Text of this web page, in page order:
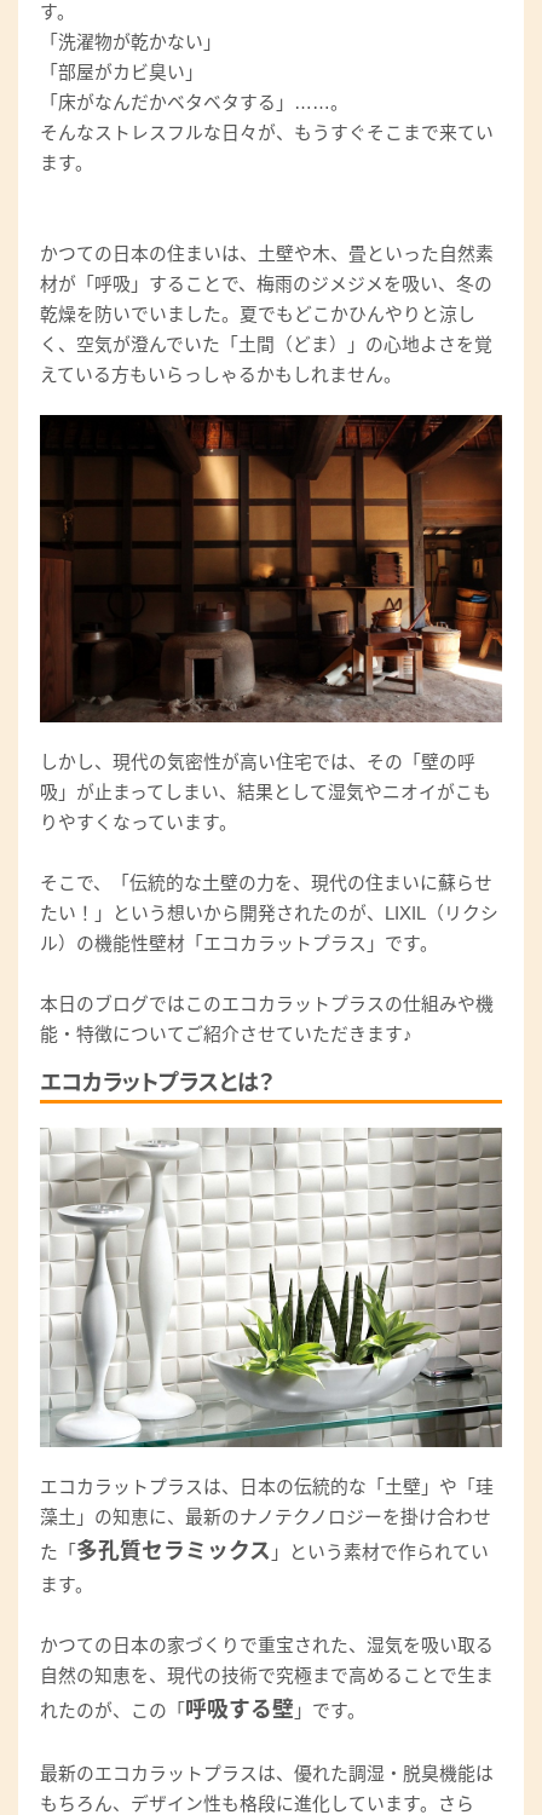
す。
「洗濯物が乾かない」
「部屋がカビ臭い」
「床がなんだかベタベタする」……。
そんなストレスフルな日々が、もうすぐそこまで来てい
ます。
かつての日本の住まいは、土壁や木、畳といった自然素
材が「呼吸」することで、梅雨のジメジメを吸い、冬の
乾燥を防いでいました。夏でもどこかひんやりと涼し
く、空気が澄んでいた「土間（どま）」の心地よさを覚
えている方もいらっしゃるかもしれません。
しかし、現代の気密性が高い住宅では、その「壁の呼
吸」が止まってしまい、結果として湿気やニオイがこも
りやすくなっています。
そこで、「伝統的な土壁の力を、現代の住まいに蘇らせ
たい！」という想いから開発されたのが、LIXIL（リクシ
ル）の機能性壁材「エコカラットプラス」です。
本日のブログではこのエコカラットプラスの仕組みや機
能・特徴についてご紹介させていただきます♪
エコカラットプラスとは？
エコカラットプラスは、日本の伝統的な「土壁」や「珪
藻土」の知恵に、最新のナノテクノロジーを掛け合わせ
た「 多孔質セラミックス 」という素材で作られてい
ます。
かつての日本の家づくりで重宝された、湿気を吸い取る
自然の知恵を、現代の技術で究極まで高めることで生ま
れたのが、この「 呼吸する壁 」です。
最新のエコカラットプラスは、優れた調湿・脱臭機能は
もちろん、デザイン性も格段に進化しています。さら